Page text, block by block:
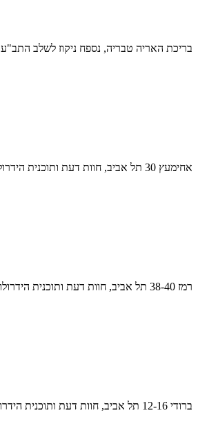
בריכת האריה טבריה, נספח ניקוז לשלב התב"ע
אחימעץ 30 תל אביב, חוות דעת ותוכנית הידרולוגית לניהול מי גר
רמז 38-40 תל אביב, חוות דעת ותוכנית הידרולוגית לניהול מי נגר
ברודי 12-16 תל אביב, חוות דעת ותוכנית הידרולוגית לניהול מי נגר